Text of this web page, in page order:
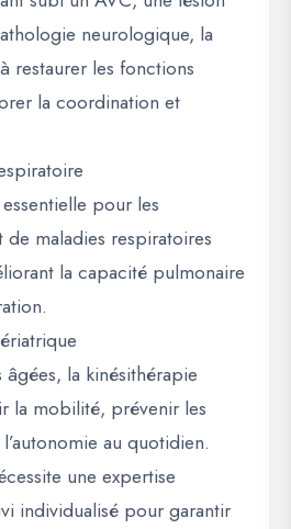
neurologique, la
restaurer les fonctions
la coordination et
pour les
de maladies respiratoires
la capacité pulmonaire
la kinésithérapie
la mobilité, prévenir les
au quotidien.
une expertise
individualisé pour garantir